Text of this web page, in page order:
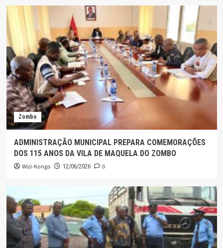
Zombo
ADMINISTRAÇÃO MUNICIPAL PREPARA COMEMORAÇÕES
DOS 115 ANOS DA VILA DE MAQUELA DO ZOMBO
Wizi-Kongo 12/06/2026 0